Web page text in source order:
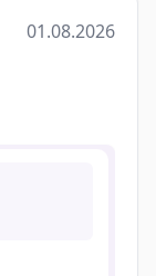
01.08.2026